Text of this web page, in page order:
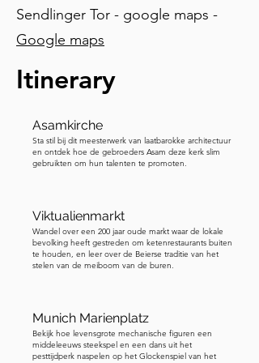
later zijn aangebracht omdat de
naastgelegen huizen in de loop van de
wilde zorgen dat ze nog steeds de tijd
konden lezen. De komiek Karl Valentin
mensen tegelijk naar de klok kunnen
kijken. Als je in een avontuurlijke bui
treden naar de top van de toren
beklimmen. Het is een steile klim, maar
op een heldere dag kan het uitzicht
behoorlijk de moeite waard zijn. Vanaf
panoramisch uitzicht over de stad, met
de Frauenkirche en het Rathaus op de
voorgrond en, op een heldere dag, de
Sendlinger Tor - google maps -
Google maps
Itinerary
Asamkirche
Sta stil bij dit meesterwerk van laatbarokke architectuur
en ontdek hoe de gebroeders Asam deze kerk slim
gebruikten om hun talenten te promoten.
Viktualienmarkt
Wandel over een 200 jaar oude markt waar de lokale
bevolking heeft gestreden om ketenrestaurants buiten
te houden, en leer over de Beierse traditie van het
stelen van de meiboom van de buren.
Munich Marienplatz
Bekijk hoe levensgrote mechanische figuren een
middeleeuws steekspel en een dans uit het
pesttijdperk naspelen op het Glockenspiel van het